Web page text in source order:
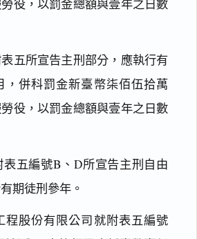
役，以罰金總額與壹年之日數
五所宣告主刑部分，應執行有
，併科罰金新臺幣柒佰伍拾萬
役，以罰金總額與壹年之日數
五編號B、D所宣告主刑自由
期徒刑參年。
程股份有限公司就附表五編號